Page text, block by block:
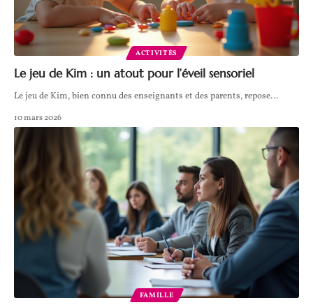
ACTIVITÉS
Le jeu de Kim : un atout pour l’éveil sensoriel
Le jeu de Kim, bien connu des enseignants et des parents, repose…
10 mars 2026
FAMILLE